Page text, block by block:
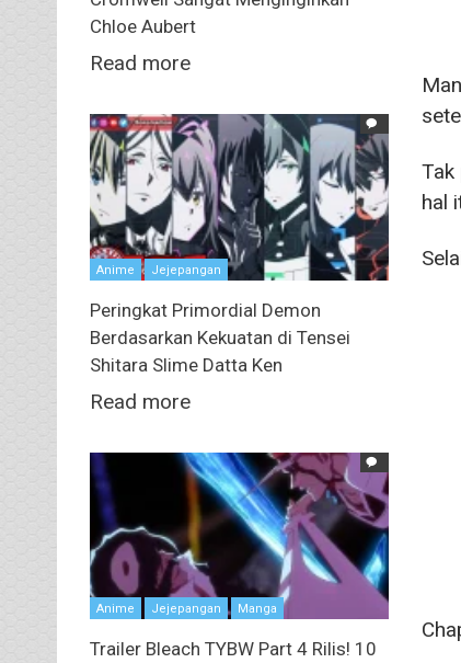
Tak
hal
Chloe Aubert
Read more
Anime Jejepangan
Peringkat Primordial Demon
Berdasarkan Kekuatan di Tensei
Shitara Slime Datta Ken
Read more
Anime Jejepangan Manga
Trailer Bleach TYBW Part 4 Rilis! 10